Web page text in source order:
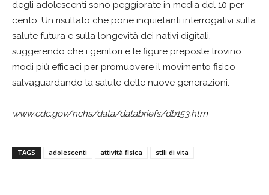
degli adolescenti sono peggiorate in media del 10 per
cento. Un risultato che pone inquietanti interrogativi sulla
salute futura e sulla longevità dei nativi digitali,
suggerendo che i genitori e le figure preposte trovino
modi più efficaci per promuovere il movimento fisico
salvaguardando la salute delle nuove generazioni.
www.cdc.gov/nchs/data/databriefs/db153.htm
TAGS adolescenti attività fisica stili di vita